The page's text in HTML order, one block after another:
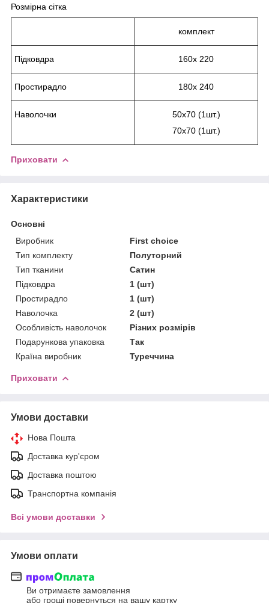
Розмірна сітка
комплект
Підковдра 160х 220
Простирадло 180х 240
Наволочки
50х70 (1шт.)
70х70 (1шт.)
Приховати
Характеристики
Основні
Виробник
First choice
Тип комплекту
Полуторний
Тип тканини
Сатин
Підковдра
1 (шт)
Простирадло
1 (шт)
Наволочка
2 (шт)
Особливість наволочок
Різних розмірів
Подарункова упаковка
Так
Країна виробник
Туреччина
Приховати
Умови доставки
Нова Пошта
Доставка кур'єром
Доставка поштою
Транспортна компанія
Всі умови доставки
Умови оплати
Ви отримаєте замовлення
або гроші повернуться на вашу картку